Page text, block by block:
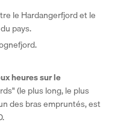
le Hardangerfjord et le
pays.
heures sur le
(le plus long, le plus
des bras empruntés, est